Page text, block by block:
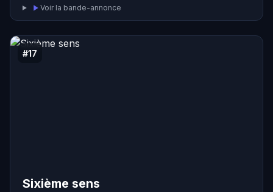
Voir la bande-annonce
#17
Sixième sens